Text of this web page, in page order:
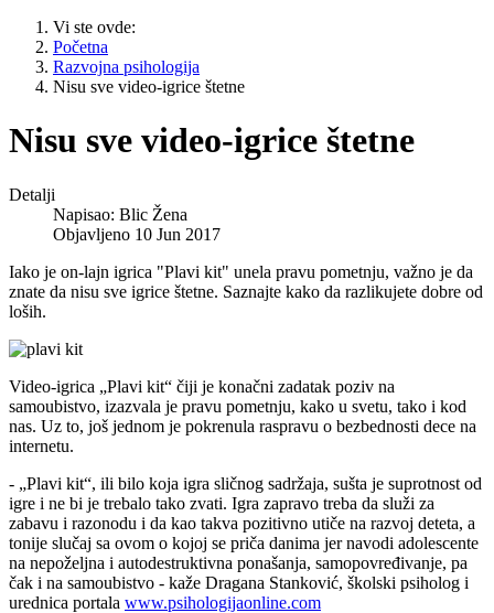
Vi ste ovde:
Početna
Razvojna psihologija
Nisu sve video-igrice štetne
Nisu sve video-igrice štetne
Detalji
Napisao: Blic Žena
Objavljeno 10 Jun 2017
Iako je on-lajn igrica "Plavi kit" unela pravu pometnju, važno je da
znate da nisu sve igrice štetne. Saznajte kako da razlikujete dobre od
loših.
Video-igrica „Plavi kit“ čiji je konačni zadatak poziv na
samoubistvo, izazvala je pravu pometnju, kako u svetu, tako i kod
nas. Uz to, još jednom je pokrenula raspravu o bezbednosti dece na
internetu.
- „Plavi kit“, ili bilo koja igra sličnog sadržaja, sušta je suprotnost od
igre i ne bi je trebalo tako zvati. Igra zapravo treba da služi za
zabavu i razonodu i da kao takva pozitivno utiče na razvoj deteta, a
tonije slučaj sa ovom o kojoj se priča danima jer navodi adolescente
na nepoželjna i autodestruktivna ponašanja, samopovređivanje, pa
čak i na samoubistvo - kaže Dragana Stanković, školski psiholog i
urednica portala www.psihologijaonline.com